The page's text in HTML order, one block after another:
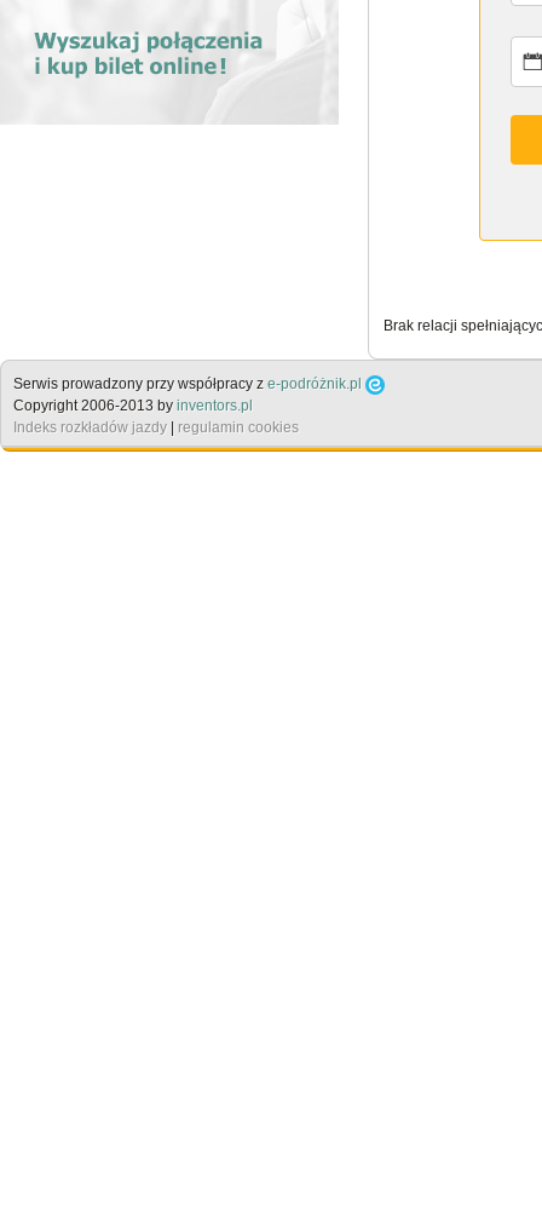
Brak relacji
Serwis prowadzony przy współpracy z e-podróżnik.pl
Copyright 2006-2013 by inventors.pl
Indeks rozkładów jazdy
regulamin cookies